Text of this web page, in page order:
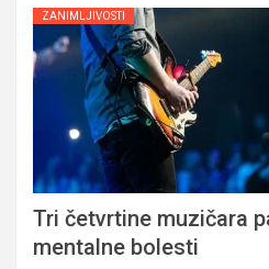
ZANIMLJIVOSTI
Tri četvrtine muzičara
mentalne bolesti